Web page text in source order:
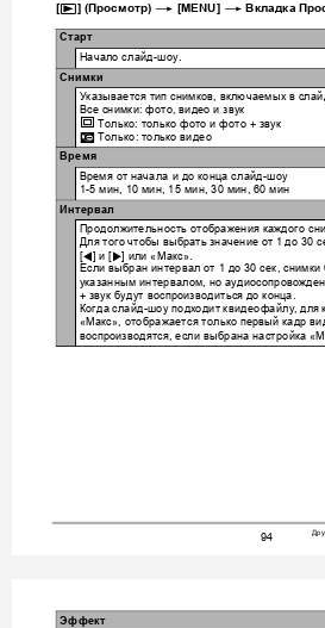
p ] (Просмотр) * [MENU] * Вкладка
Старт
Начало слайд-шоу.
Снимки
Указывается тип снимков, включаемых в
Все снимки: фото, видео и звук
T Только: только фото и фото + звук
» Только: только видео
Время
Время от начала и до конца слайд-шоу
1-5 мин, 10 мин, 15 мин, 30 мин, 60 мин
Интервал
Продолжительность отображения каждого
Для того чтобы выбрать значение от 1 до 30
[4] и [6] или «Макс».
Если выбран интервал от 1 до 30 сек, снимки
указанным интервалом, но
+ звук будут воспроизводиться до конца.
Когда слайд-шоу подходит квидеофайлу, для
«Макс», отображается только первый кадр
воспроизводятся , если выбрана настройка «
94
Эффект